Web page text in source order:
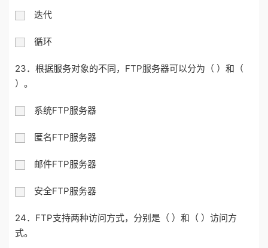
迭代
循环
23．根据服务对象的不同，FTP服务器可以分为（ ）和（
）。
系统FTP服务器
匿名FTP服务器
邮件FTP服务器
安全FTP服务器
24．FTP支持两种访问方式，分别是（ ）和（ ）访问方
式。